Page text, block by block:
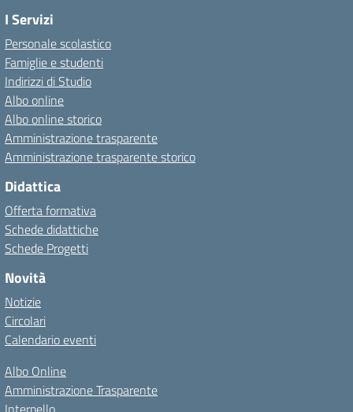
I Servizi
Personale scolastico
Famiglie e studenti
Indirizzi di Studio
Albo online
Albo online storico
Amministrazione trasparente
Amministrazione trasparente storico
Didattica
Offerta formativa
Schede didattiche
Schede Progetti
Novità
Notizie
Circolari
Calendario eventi
Albo Online
Amministrazione Trasparente